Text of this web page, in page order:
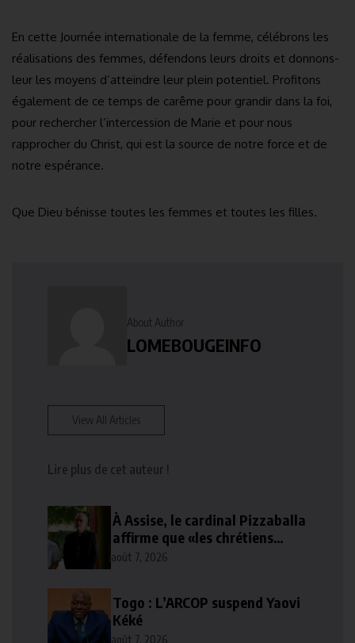
En cette Journée internationale de la femme, célébrons les
réalisations des femmes, défendons leurs droits et donnons-
leur les moyens d’atteindre leur plein potentiel. Profitons
également de ce temps de carême pour grandir dans la foi,
pour rechercher l’intercession de Marie et pour nous
rapprocher du Christ, qui est la source de notre force et de
notre espérance.
Que Dieu bénisse toutes les femmes et toutes les filles.
About Author
LOMEBOUGEINFO
View All Articles
Lire plus de cet auteur !
À Assise, le cardinal Pizzaballa
affirme que «les chrétiens
veulent la paix»
août 7, 2026
Togo : L’ARCOP suspend Yaovi
Kéké
août 7, 2026